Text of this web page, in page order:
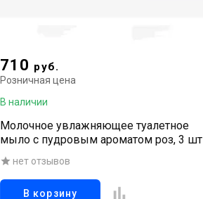
710 руб.
Розничная цена
В наличии
Молочное увлажняющее туалетное
мыло с пудровым ароматом роз, 3 шт
нет отзывов
В корзину